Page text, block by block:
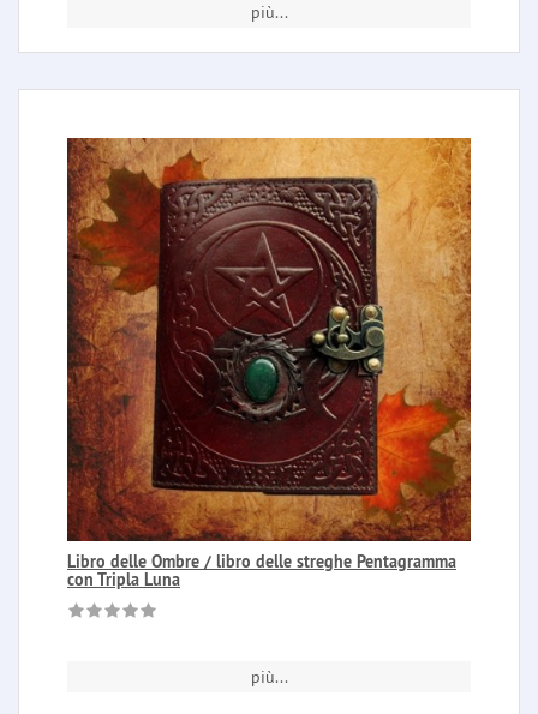
più...
Libro delle Ombre / libro delle streghe Pentagramma
con Tripla Luna
più...